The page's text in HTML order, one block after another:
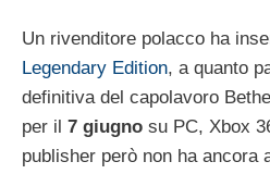
Un rivenditore polacco ha
Legendary Edition, a quanto
definitiva del capolavoro
per il 7 giugno su PC, Xbox
publisher però non ha ancora